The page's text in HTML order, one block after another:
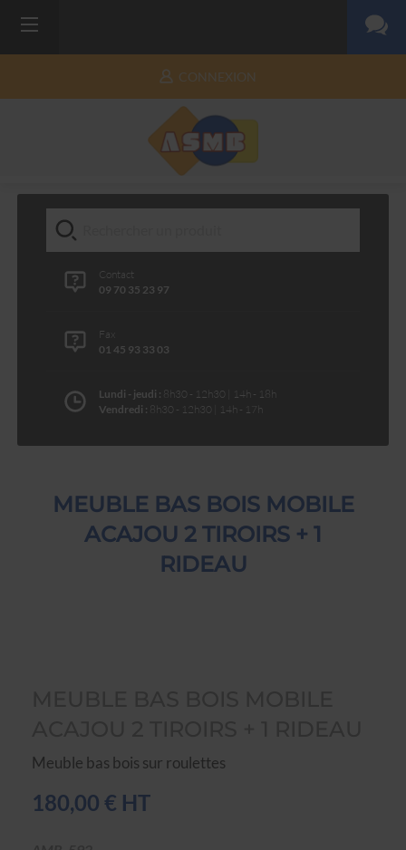
CONNEXION
Contact
09 70 35 23 97
Fax
01 45 93 33 03
Lundi - jeudi : 8h30 - 12h30 | 14h - 18h
Vendredi : 8h30 - 12h30 | 14h - 17h
MEUBLE BAS BOIS MOBILE
ACAJOU 2 TIROIRS + 1
RIDEAU
Meuble bas bois sur roulettes
180,00 € HT